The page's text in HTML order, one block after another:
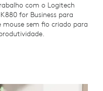
com o Logitech
for Business para
sem fio criado para